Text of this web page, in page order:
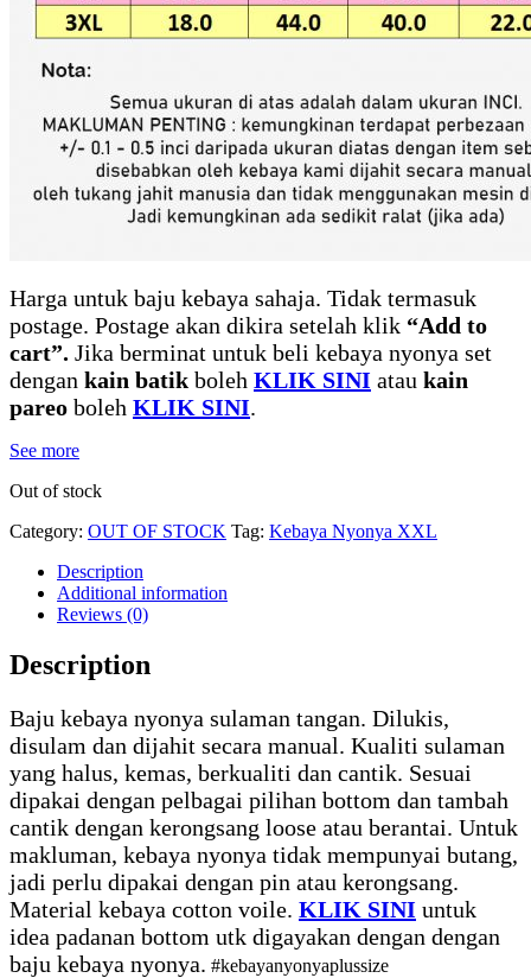
Harga untuk baju kebaya sahaja. Tidak termasuk
postage. Postage akan dikira setelah klik “Add to
cart”. Jika berminat untuk beli kebaya nyonya set
dengan kain batik boleh KLIK SINI atau kain
pareo boleh KLIK SINI.
See more
Out of stock
Category: OUT OF STOCK Tag: Kebaya Nyonya XXL
Description
Additional information
Reviews (0)
Description
Baju kebaya nyonya sulaman tangan. Dilukis,
disulam dan dijahit secara manual. Kualiti sulaman
yang halus, kemas, berkualiti dan cantik. Sesuai
dipakai dengan pelbagai pilihan bottom dan tambah
cantik dengan kerongsang loose atau berantai. Untuk
makluman, kebaya nyonya tidak mempunyai butang,
jadi perlu dipakai dengan pin atau kerongsang.
Material kebaya cotton voile. KLIK SINI untuk
idea padanan bottom utk digayakan dengan dengan
baju kebaya nyonya. #kebayanyonyaplussize